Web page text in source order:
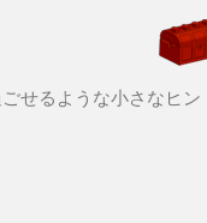
せるような小さなヒ